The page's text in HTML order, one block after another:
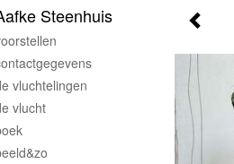
Steenhuis
vluchtelingen
vlucht